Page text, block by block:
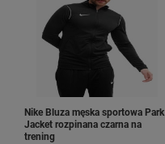
Nike Bluza męska sportowa Park
Jacket rozpinana czarna na
trening